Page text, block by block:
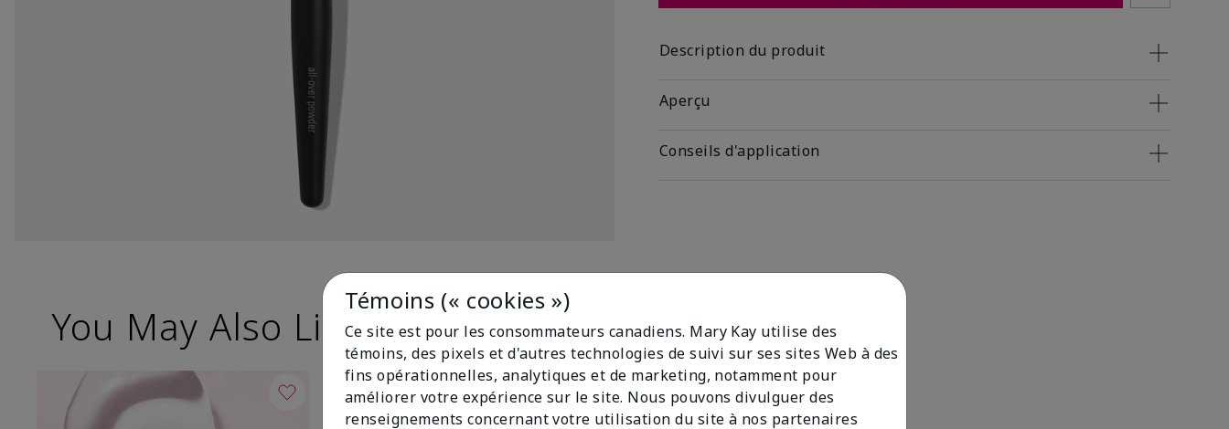
Description du produit
Aperçu
Conseils d'application
You May Also Like
Témoins (« cookies »)
Ce site est pour les consommateurs canadiens. Mary Kay utilise des
témoins, des pixels et d'autres technologies de suivi sur ses sites Web à des
fins opérationnelles, analytiques et de marketing, notamment pour
améliorer votre expérience sur le site. Nous pouvons divulguer des
renseignements concernant votre utilisation du site à nos partenaires